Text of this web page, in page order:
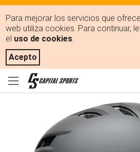
Para mejorar los servicios que
web utiliza cookies. Para continuar,
el uso de cookies.
Acepto